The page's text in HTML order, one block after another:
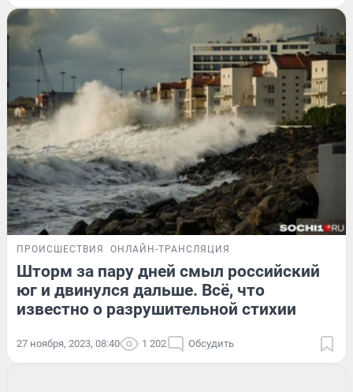
ПРОИСШЕСТВИЯ ОНЛАЙН-ТРАНСЛЯЦИЯ
Шторм за пару дней смыл российский
юг и двинулся дальше. Всё, что
известно о разрушительной стихии
27 ноября, 2023, 08:40 1 202 Обсудить